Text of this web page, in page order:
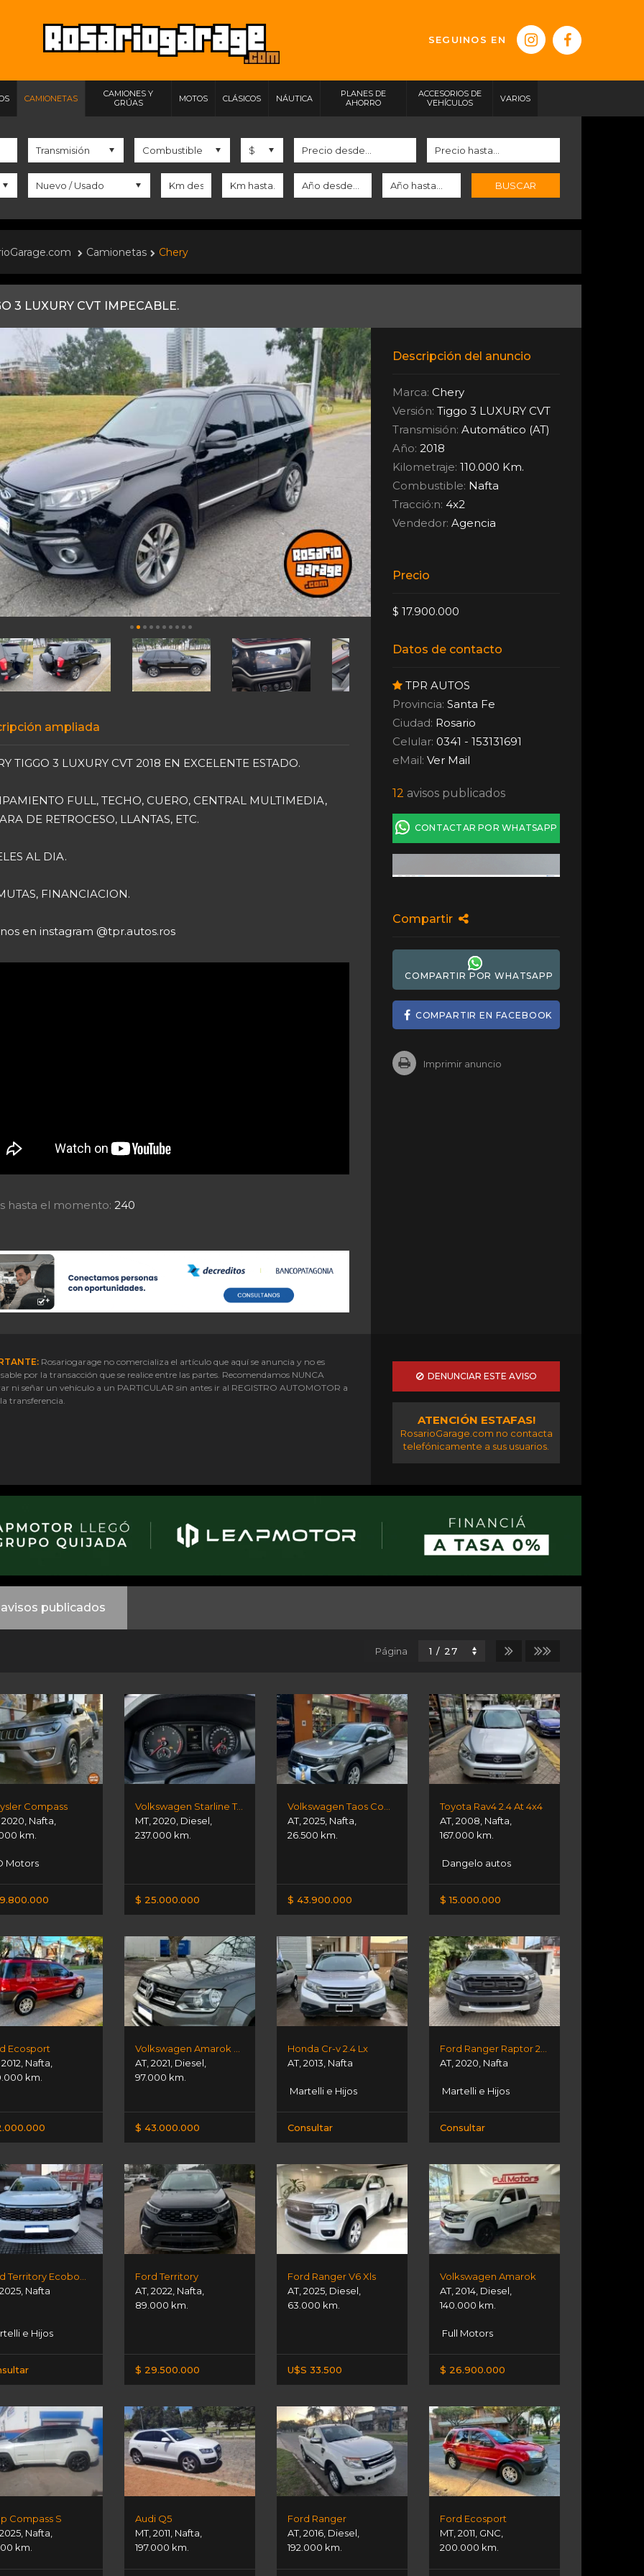
SEGUINOS EN
CAMIONETAS
CAMIONES Y
GRÚAS
MOTOS CLÁSICOS NÁUTICA
PLANES DE
AHORRO
ACCESORIOS DE
VEHÍCULOS
VARIOS
BUSCAR
Camionetas Chery
3 LUXURY CVT IMPECABLE.
ampliada
TIGGO 3 LUXURY CVT 2018 EN EXCELENTE ESTADO.
FULL, TECHO, CUERO, CENTRAL MULTIMEDIA,
DE RETROCESO, LLANTAS, ETC.
AL DIA.
FINANCIACION.
en instagram @tpr.autos.ros
hasta el momento: 240
Descripción del anuncio
Marca: Chery
Versión: Tiggo 3 LUXURY CVT
Transmisión: Automático (AT)
Año: 2018
Kilometraje: 110.000 Km.
Combustible: Nafta
Tracció:n: 4x2
Vendedor: Agencia
Precio
$ 17.900.000
Datos de contacto
TPR AUTOS
Provincia:Santa Fe
Ciudad: Rosario
Celular: 0341 - 153131691
eMail:Ver Mail
12 avisos publicados
CONTACTAR POR WHATSAPP
Compartir
COMPARTIR POR WHATSAPP
COMPARTIR EN FACEBOOK
Imprimir anuncio
Rosariogarage no comercializa el artículo que aquí se anuncia y no es
por la transacción que se realice entre las partes. Recomendamos NUNCA
ni señar un vehículo a un PARTICULAR sin antes ir al REGISTRO AUTOMOTOR a
transferencia.
DENUNCIAR ESTE AVISO
ATENCIÓN ESTAFAS!
RosarioGarage.com no contacta
telefónicamente a sus usuarios.
publicados
Página
Compass
2020, Nafta,
km.
Motors
Volkswagen Starline Tdi Dc 4x2
MT,2020, Diesel,
237.000 km.
$ 25.000.000
Volkswagen Taos Comfortline
AT,2025, Nafta,
26.500 km.
$ 43.900.000
Toyota Rav4 2.4 At 4x4
AT,2008, Nafta,
167.000 km.
Dangelo autos
$ 15.000.000
Ecosport
2012, Nafta,
km.
Volkswagen Amarok V6 Confot
AT,2021, Diesel,
97.000 km.
$ 43.000.000
Honda Cr-v 2.4 Lx
AT,2013, Nafta
Martelli e Hijos
Consultar
Ford Ranger Raptor 2.0bit
AT,2020, Nafta
Martelli e Hijos
Consultar
Ford Territory Ecoboost Sel
, Nafta
e Hijos
Ford Territory
AT,2022, Nafta,
89.000 km.
$ 29.500.000
Ford Ranger V6 Xls
AT,2025, Diesel,
63.000 km.
U$S 33.500
Volkswagen Amarok
AT,2014, Diesel,
140.000 km.
Full Motors
$ 26.900.000
Compass S
, Nafta,
km.
Audi Q5
MT,2011, Nafta,
197.000 km.
Ford Ranger
AT,2016, Diesel,
192.000 km.
Ford Ecosport
MT,2011, GNC,
200.000 km.